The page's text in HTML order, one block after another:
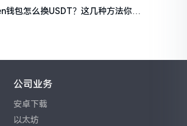
钱包怎么换USDT？这几种方法你得
公司业务
安卓下载
以太坊